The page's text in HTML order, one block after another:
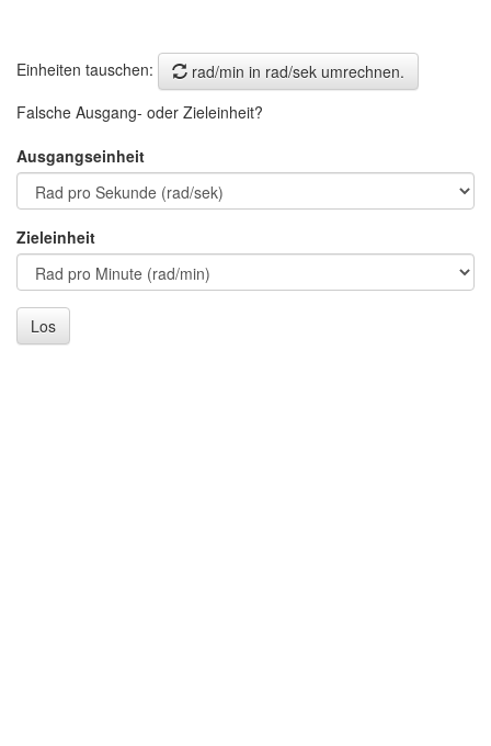
Einheiten tauschen:
rad/min in rad/sek umrechnen.
Falsche Ausgang- oder Zieleinheit?
Ausgangseinheit
Zieleinheit
Los